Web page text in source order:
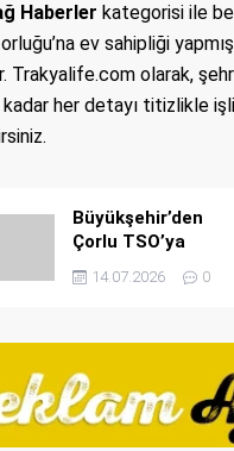
Haberler kategorisi ile
ev sahipliği
Trakyalife.com olarak,
kadar her detayı titizlikle
Büyükşehir’den
Çorlu TSO’ya
ziyaret
14.07.2026 0